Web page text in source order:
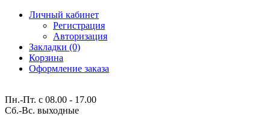
Личный кабинет
Регистрация
Авторизация
Закладки (0)
Корзина
Оформление заказа
Пн.-Пт. с 08.00 - 17.00
Сб.-Вс. выходные